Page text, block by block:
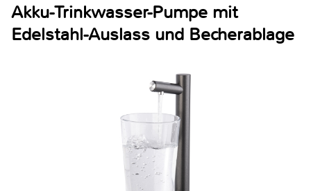
Akku-Trinkwasser-Pumpe mit
Edelstahl-Auslass und Becherablage